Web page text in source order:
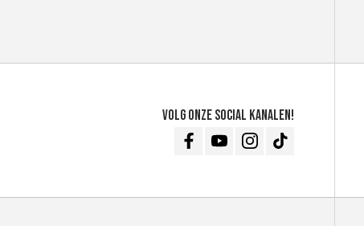
Volg onze social kanalen!
FacebookYoutubeInstagramTikTok